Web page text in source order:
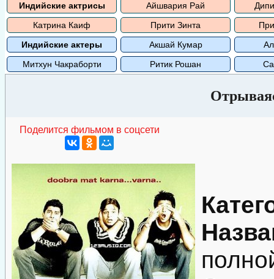
Индийские актрисы Айшвария Рай
Катрина Каиф
Прити Зинта
Индийские актеры
Акшай Кумар
Митхун Чакраборти
Ритик Рошан
Поделится фильмом в соцсети